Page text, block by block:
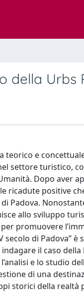
della Urbs
teorico e
settore turistico,
Dopo aver
ricadute positive
Padova.
allo sviluppo
promuovere
di Padova”
il caso della
e lo studio
di una
storici della